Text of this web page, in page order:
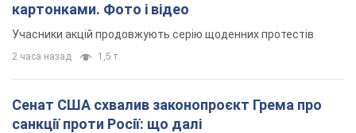
картонками. Фото і відео
Учасники акцій продовжують серію щоденних протестів
2 часа назад 1,5 т.
Сенат США схвалив законопроєкт Грема про
санкції проти Росії: що далі